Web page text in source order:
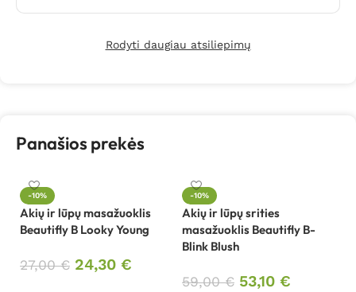
Rodyti daugiau atsiliepimų
Panašios prekės
-10%
Akių ir lūpų masažuoklis
Beautifly B Looky Young
27,00€ 24,30 €
-10%
Akių ir lūpų srities
masažuoklis Beautifly B-
Blink Blush
59,00€ 53,10 €